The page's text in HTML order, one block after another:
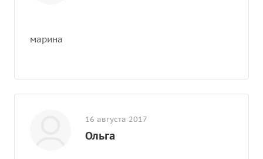
марина
16 августа 2017
Ольга